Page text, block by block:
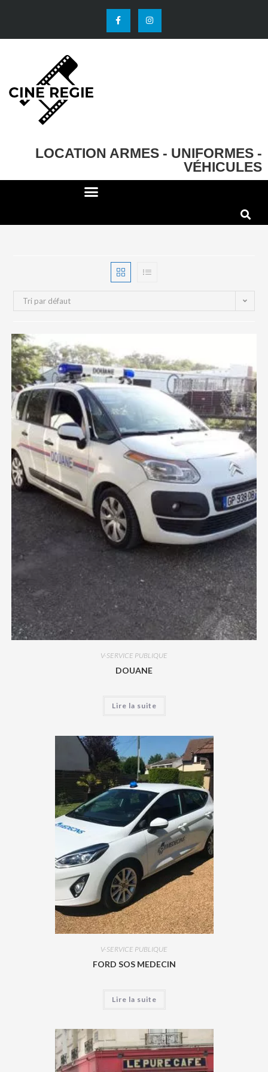
LOCATION ARMES - UNIFORMES -
VÉHICULES
Tri par défaut
V-SERVICE PUBLIQUE
DOUANE
Lire la suite
V-SERVICE PUBLIQUE
FORD SOS MEDECIN
Lire la suite